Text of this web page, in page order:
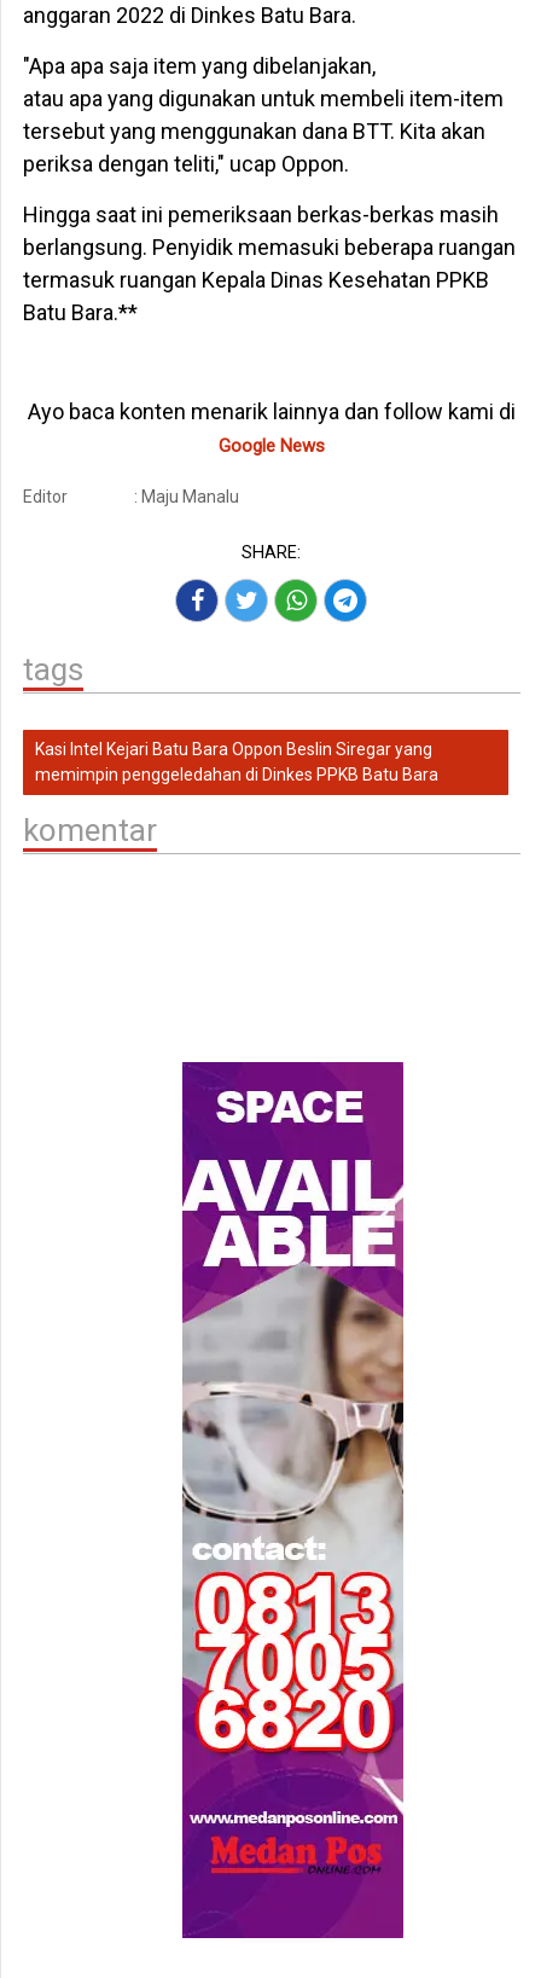
anggaran 2022 di Dinkes Batu Bara.
"Apa apa saja item yang dibelanjakan,
atau apa yang digunakan untuk membeli item-item
tersebut yang menggunakan dana BTT. Kita akan
periksa dengan teliti," ucap Oppon.
Hingga saat ini pemeriksaan berkas-berkas masih
berlangsung. Penyidik memasuki beberapa ruangan
termasuk ruangan Kepala Dinas Kesehatan PPKB
Batu Bara.**
Ayo baca konten menarik lainnya dan follow kami di
Google News
Editor : Maju Manalu
SHARE:
tags
Kasi Intel Kejari Batu Bara Oppon Beslin Siregar yang
memimpin penggeledahan di Dinkes PPKB Batu Bara
komentar